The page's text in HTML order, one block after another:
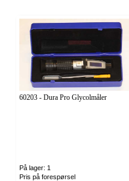
60203 - Dura Pro Glycolmåler
På lager: 1
Pris på forespørsel